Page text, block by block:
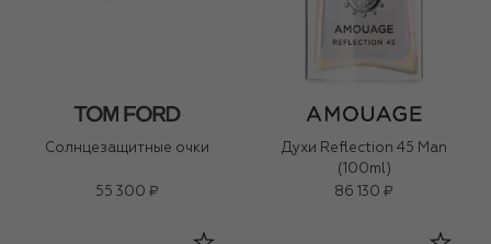
Солнцезащитные очки
55 300 ₽
Духи Reflection 45 Man
(100ml)
86 130 ₽